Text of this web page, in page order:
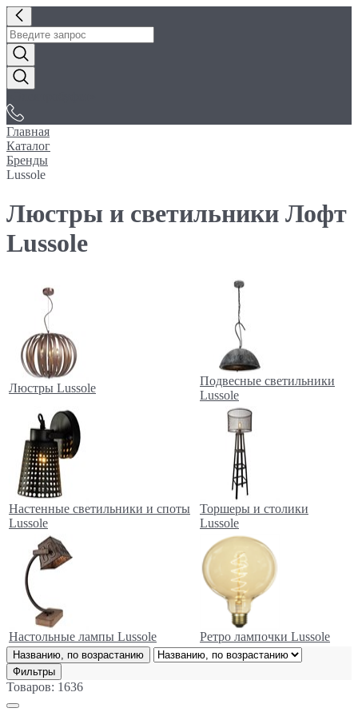
Главная
Каталог
Бренды
Lussole
Люстры и светильники Лофт
Lussole
Люстры Lussole
Подвесные светильники
Lussole
Настенные светильники и споты
Lussole
Торшеры и столики
Lussole
Настольные лампы Lussole Ретро лампочки Lussole
Названию, по возрастанию
Фильтры
Товаров: 1636